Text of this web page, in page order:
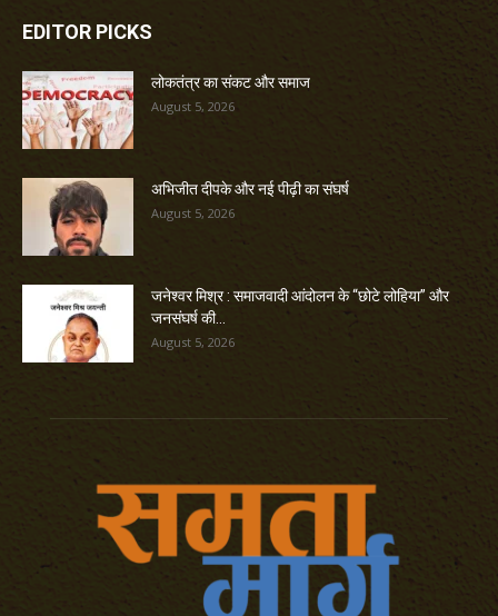
EDITOR PICKS
लोकतंत्र का संकट और समाज
August 5, 2026
अभिजीत दीपके और नई पीढ़ी का संघर्ष
August 5, 2026
जनेश्वर मिश्र : समाजवादी आंदोलन के “छोटे लोहिया” और
जनसंघर्ष की...
August 5, 2026